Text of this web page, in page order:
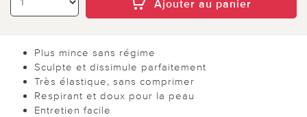
Ajouter au panier
Plus mince sans régime
Sculpte et dissimule parfaitement
Très élastique, sans comprimer
Respirant et doux pour la peau
Entretien facile